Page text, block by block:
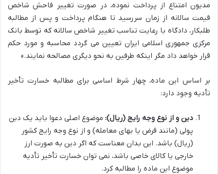
مدیون امتناع از پرداخت نموده، در صورت تغییر فاحش شاخص
قیمت سالانه از زمان سررسید تا هنگام پرداخت و پس از مطالبه
طلبکار، دادگاه با رعایت تناسب تغییر شاخص سالانه که توسط بانک
مرکزی جمهوری اسلامی ایران تعیین می گردد محاسبه و مورد حکم
قرار خواهد داد مگر اینکه طرفین به نحو دیگری مصالحه نمایند.»
بر اساس این ماده، چهار شرط اساسی برای مطالبه خسارت تأخیر
تأدیه وجود دارد:
دین و از نوع وجه رایج (ریال): موضوع اصلی دعوا باید یک دین
پولی (مانند قرض یا بهای معامله) و از نوع وجه رایج کشور
(ریال) باشد. این بدان معناست که اگر دین به صورت ارز
خارجی یا کالای خاصی باشد، نمی توان خسارت تأخیر تأدیه
موضوع این ماده را مطالبه کرد.